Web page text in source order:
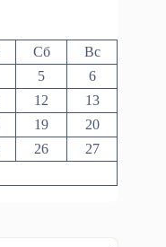
Сб
Вс
5
6
12
13
19
20
26
27